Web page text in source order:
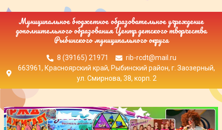
Муниципальное бюджетное образовательное учреждение
дополнительного образования Центр детского творчества
Рыбинского муниципального округа
8 (39165) 21971
rib-rcdt@mail.ru
663961, Красноярский край, Рыбинский район, г. Заозерный,
ул. Смирнова, 38, корп. 2